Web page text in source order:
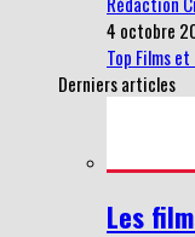
4 octobre
Top Films
Derniers articles
Les